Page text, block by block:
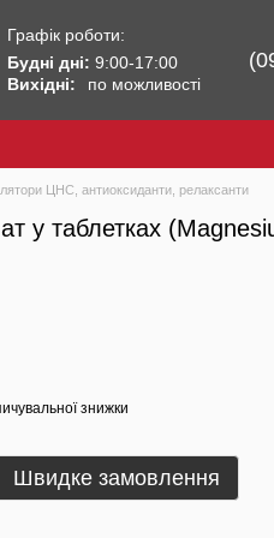
Графік роботи:
Будні дні: 9:00-17:00
Вихідні:
по можливості
ЦНС, антиоксиданти, релаксанти
у таблетках
знижки
Швидке замовлення